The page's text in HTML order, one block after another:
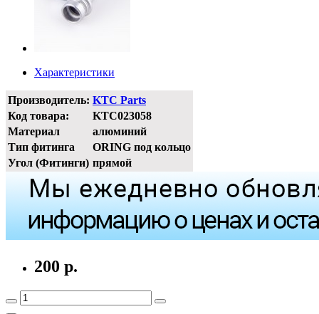
Характеристики
Производитель: KTC Parts
Код товара:
KTC023058
Материал
алюминий
Тип фитинга
ORING под кольцо
Угол (Фитинги) прямой
200 р.